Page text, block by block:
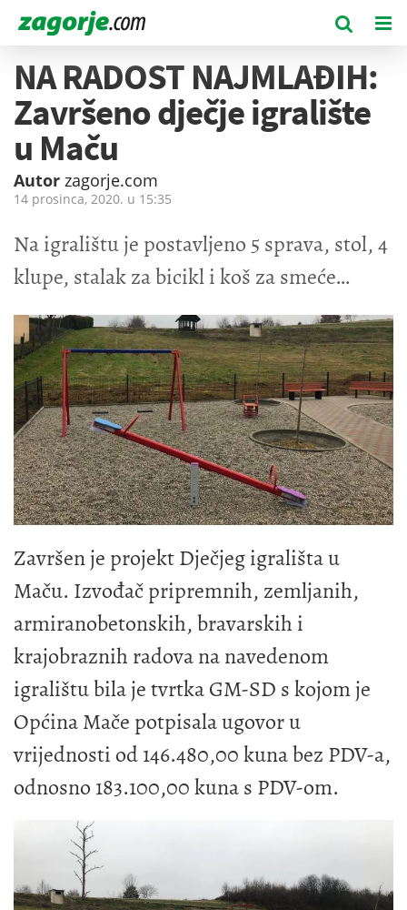
NA RADOST NAJMLAĐIH:
Završeno dječje igralište
u Maču
Autor zagorje.com
14 prosinca, 2020. u 15:35
Na igralištu je postavljeno 5 sprava, stol, 4
klupe, stalak za bicikl i koš za smeće
Završen je projekt Dječjeg igrališta u
Maču. Izvođač pripremnih, zemljanih,
armiranobetonskih, bravarskih i
krajobraznih radova na navedenom
igralištu bila je tvrtka GM-SD s kojom je
Općina Mače potpisala ugovor u
vrijednosti od 146.480,00 kuna bez PDV-a,
odnosno 183.100,00 kuna s PDV-om.